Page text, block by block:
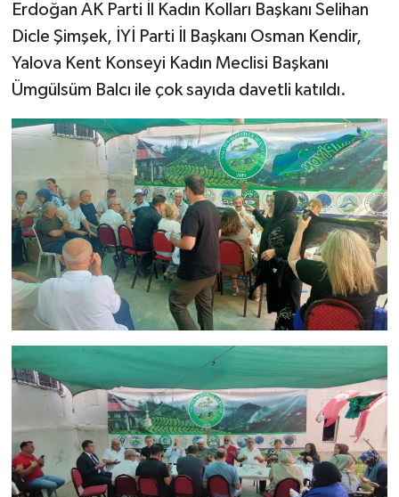
Erdoğan AK Parti İl Kadın Kolları Başkanı Selihan
Dicle Şimşek, İYİ Parti İl Başkanı Osman Kendir,
Yalova Kent Konseyi Kadın Meclisi Başkanı
Ümgülsüm Balcı ile çok sayıda davetli katıldı.